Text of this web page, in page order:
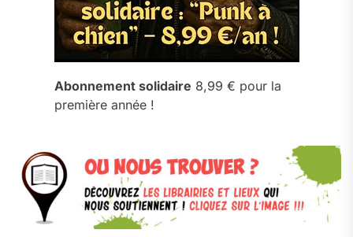
Abonnement solidaire 8,99 € pour la
première année !